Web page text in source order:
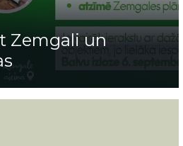
Zemgali un